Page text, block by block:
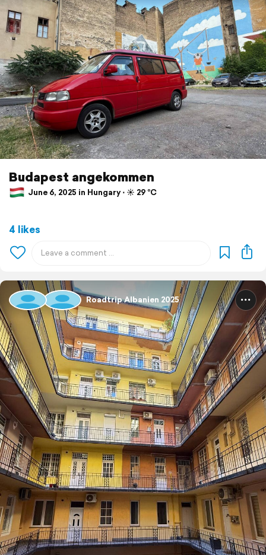
Budapest angekommen
June 6, 2025 in Hungary ⋅ ☀️ 29 °C
4 likes
Roadtrip Albanien 2025